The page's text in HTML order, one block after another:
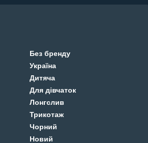
Без бренду
Україна
Дитяча
Для дівчаток
Лонгслив
Трикотаж
Чорний
Новий